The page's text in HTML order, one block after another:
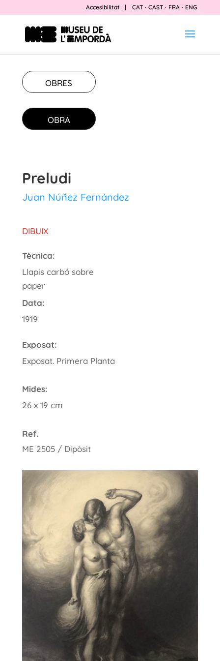
Accesibilitat | CAT · CAST · FRA · ENG
OBRES
OBRA
Preludi
Juan Núñez Fernández
DIBUIX
Tècnica:
Llapis carbó sobre
paper
Data:
1919
Exposat:
Exposat. Primera Planta
Mides:
26 x 19 cm
Ref.
ME 2505 / Dipòsit